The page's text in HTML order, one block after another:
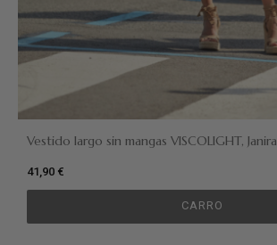
Vestido largo sin mangas VISCOLIGHT, Janira
41,90 €
CARRO